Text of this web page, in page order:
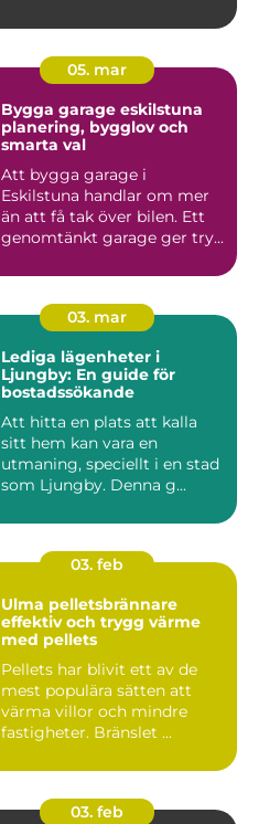
05. mar
Bygga garage eskilstuna
planering, bygglov och
smarta val
Att bygga garage i
Eskilstuna handlar om mer
än att få tak över bilen. Ett
genomtänkt garage ger try...
03. mar
Lediga lägenheter i
Ljungby: En guide för
bostadssökande
Att hitta en plats att kalla
sitt hem kan vara en
utmaning, speciellt i en stad
som Ljungby. Denna g...
03. feb
Ulma pelletsbrännare
effektiv och trygg värme
med pellets
Pellets har blivit ett av de
mest populära sätten att
värma villor och mindre
fastigheter. Bränslet ...
03. feb